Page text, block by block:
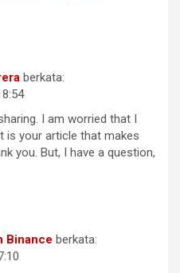
berkata:
I am worried that I
is your article that makes
you. But, I have a question,
Binance berkata: